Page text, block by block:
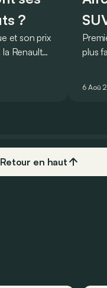
?
et son prix
Renault
est-ce
plus
6 Aoû
Retour en haut